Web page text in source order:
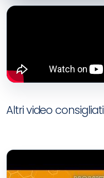
Altri video consigliati